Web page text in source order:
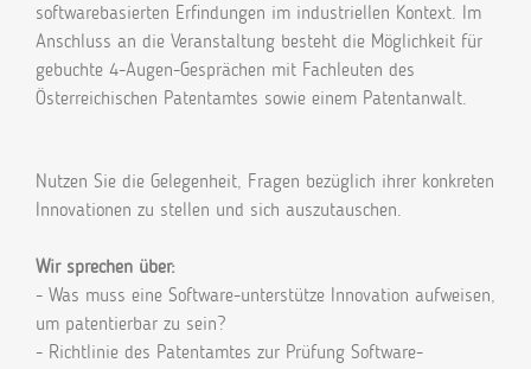
softwarebasierten Erfindungen im industriellen Kontext. Im
Anschluss an die Veranstaltung besteht die Möglichkeit für
gebuchte 4-Augen-Gesprächen mit Fachleuten des
Österreichischen Patentamtes sowie einem Patentanwalt.
Nutzen Sie die Gelegenheit, Fragen bezüglich ihrer konkreten
Innovationen zu stellen und sich auszutauschen.
Wir sprechen über:
- Was muss eine Software-unterstütze Innovation aufweisen,
um patentierbar zu sein?
- Richtlinie des Patentamtes zur Prüfung Software-